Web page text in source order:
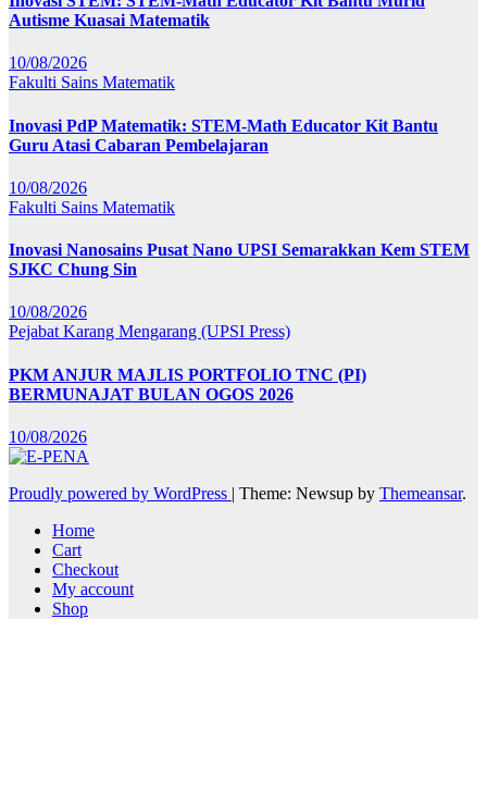
Autisme Kuasai Matematik
10/08/2026
Fakulti Sains Matematik
Inovasi PdP Matematik: STEM-Math Educator Kit Bantu
Guru Atasi Cabaran Pembelajaran
10/08/2026
Fakulti Sains Matematik
Inovasi Nanosains Pusat Nano UPSI Semarakkan Kem STEM
SJKC Chung Sin
10/08/2026
Pejabat Karang Mengarang (UPSI Press)
PKM ANJUR MAJLIS PORTFOLIO TNC (PI)
BERMUNAJAT BULAN OGOS 2026
10/08/2026
Proudly powered by WordPress | Theme: Newsup by Themeansar.
Home
Cart
Checkout
My account
Shop